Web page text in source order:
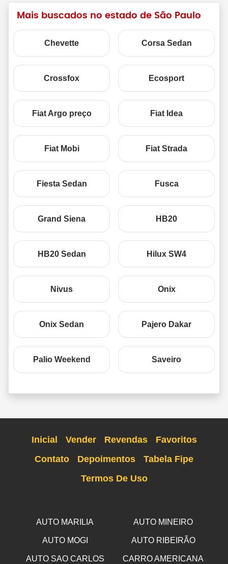
Mais buscados no estado de São Paulo
Chevette Corsa Sedan
Crossfox Ecosport
Fiat Argo preço Fiat Idea
Fiat Mobi Fiat Strada
Fiesta Sedan Fusca
Grand Siena HB20
HB20 Sedan Hilux SW4
Nivus Onix
Onix Sedan Pajero Dakar
Palio Weekend Saveiro
Inicial Vender Revendas
Favoritos
Contato
Depoimentos
Tabela Fipe
Termos De Uso
AUTO MARILIA AUTO MINEIRO
AUTO MOGI AUTO RIBEIRÃO
AUTO SAO CARLOS CARRO AMERICANA